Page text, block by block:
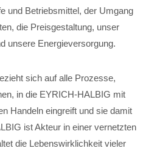
und Betriebsmittel, der Umgang
die Preisgestaltung, unser
unsere Energieversorgung.
sich auf alle Prozesse,
in die EYRICH-HALBIG mit
Handeln eingreift und sie damit
ist Akteur in einer vernetzten
die Lebenswirklichkeit vieler